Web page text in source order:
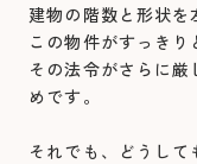
建物の階数と形状を
この物件がすっきり
その法令がさらに
めです。
それでも、どうし